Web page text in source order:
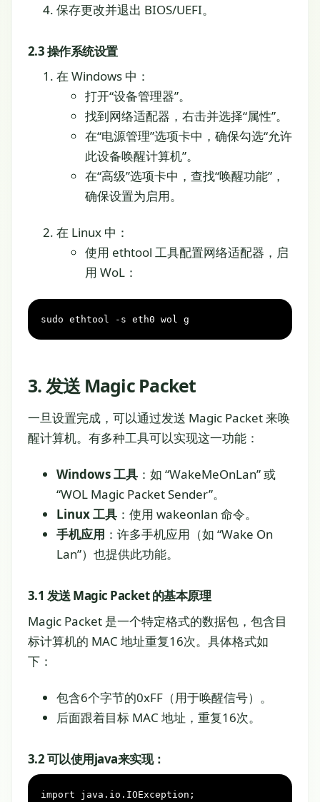
保存更改并退出 BIOS/UEFI。
2.3 操作系统设置
在 Windows 中：
打开“设备管理器”。
找到网络适配器，右击并选择“属性”。
在“电源管理”选项卡中，确保勾选“允许
此设备唤醒计算机”。
在“高级”选项卡中，查找“唤醒功能”，
确保设置为启用。
在 Linux 中：
使用 ethtool 工具配置网络适配器，启
用 WoL：
sudo ethtool -s eth0 wol g
3. 发送 Magic Packet
一旦设置完成，可以通过发送 Magic Packet 来唤
醒计算机。有多种工具可以实现这一功能：
Windows 工具 ：如 “WakeMeOnLan” 或
“WOL Magic Packet Sender”。
Linux 工具 ：使用 wakeonlan 命令。
手机应用 ：许多手机应用（如 “Wake On
Lan”）也提供此功能。
3.1 发送 Magic Packet 的基本原理
Magic Packet 是一个特定格式的数据包，包含目
标计算机的 MAC 地址重复16次。具体格式如
下：
包含6个字节的0xFF（用于唤醒信号）。
后面跟着目标 MAC 地址，重复16次。
3.2 可以使用java来实现：
import